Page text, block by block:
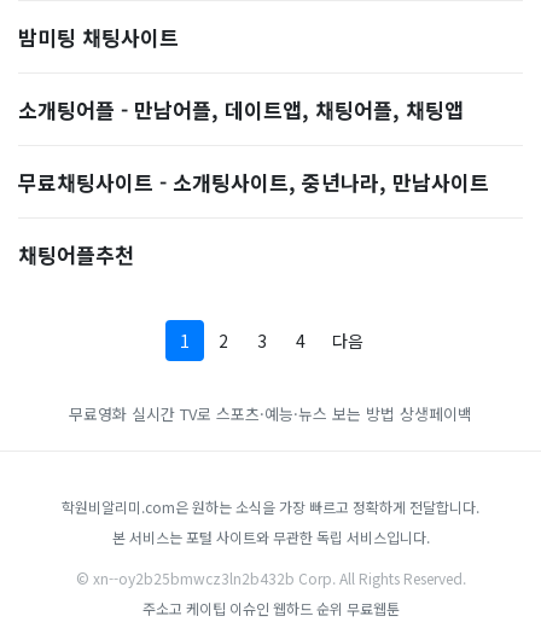
밤미팅 채팅사이트
소개팅어플 - 만남어플, 데이트앱, 채팅어플, 채팅앱
무료채팅사이트 - 소개팅사이트, 중년나라, 만남사이트
채팅어플추천
1 2 3 4 다음
무료영화 실시간 TV로 스포츠·예능·뉴스 보는 방법 상생페이백
학원비알리미.com은 원하는 소식을 가장 빠르고 정확하게 전달합니다.
본 서비스는 포털 사이트와 무관한 독립 서비스입니다.
© xn--oy2b25bmwcz3ln2b432b Corp. All Rights Reserved.
주소고 케이팁 이슈인 웹하드 순위 무료웹툰